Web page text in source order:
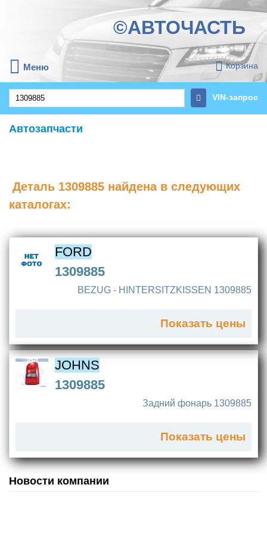
©АВТОЧАСТЬ
Меню Корзина
VIN-запрос
Автозапчасти
Деталь 1309885 найдена в следующих
каталогах:
FORD
1309885
BEZUG - HINTERSITZKISSEN 1309885
Показать цены
JOHNS
1309885
Задний фонарь 1309885
Показать цены
Новости компании